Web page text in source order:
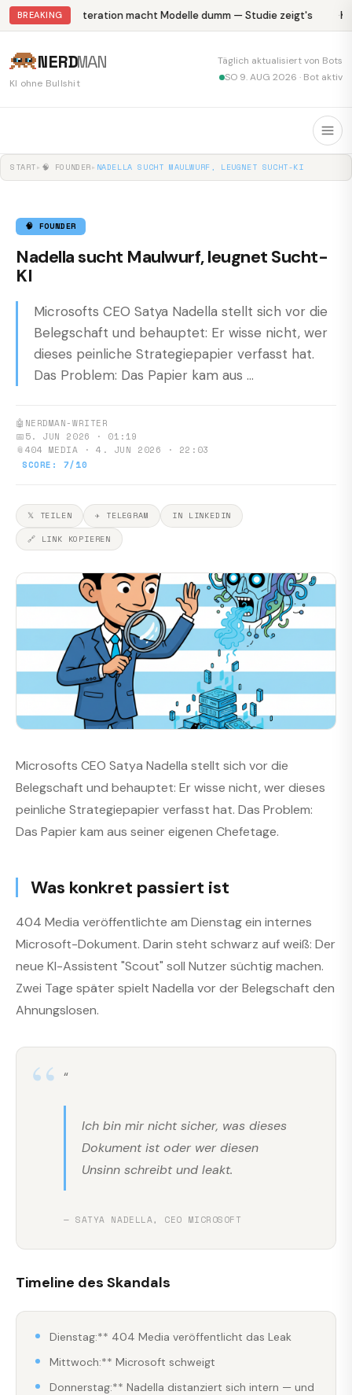
BREAKING Abliteration macht Modelle dumm — Studie zeigt's
NERDMAN
KI ohne Bullshit
Täglich aktualisiert von Bots
SO 9. AUG 2026 · Bot aktiv
START▸ 🧠 FOUNDER▸ NADELLA SUCHT MAULWURF, LEUGNET SUCHT-KI
🧠 FOUNDER
Nadella sucht Maulwurf, leugnet Sucht-
KI
Microsofts CEO Satya Nadella stellt sich vor die
Belegschaft und behauptet: Er wisse nicht, wer
dieses peinliche Strategiepapier verfasst hat.
Das Problem: Das Papier kam aus ...
🤖 NERDMAN-WRITER
📅5. JUN 2026 · 01:19
📎404 MEDIA · 4. JUN 2026 · 22:03
SCORE: 7/10
𝕏 TEILEN ✈ TELEGRAM
IN LINKEDIN
🔗 LINK KOPIEREN
Microsofts CEO Satya Nadella stellt sich vor die
Belegschaft und behauptet: Er wisse nicht, wer dieses
peinliche Strategiepapier verfasst hat. Das Problem:
Das Papier kam aus seiner eigenen Chefetage.
Was konkret passiert ist
404 Media veröffentlichte am Dienstag ein internes
Microsoft-Dokument. Darin steht schwarz auf weiß: Der
neue KI-Assistent "Scout" soll Nutzer süchtig machen.
Zwei Tage später spielt Nadella vor der Belegschaft den
Ahnungslosen.
“
Ich bin mir nicht sicher, was dieses
Dokument ist oder wer diesen
Unsinn schreibt und leakt.
— SATYA NADELLA, CEO MICROSOFT
Timeline des Skandals
Dienstag:** 404 Media veröffentlicht das Leak
Mittwoch:** Microsoft schweigt
Donnerstag:** Nadella distanziert sich intern — und